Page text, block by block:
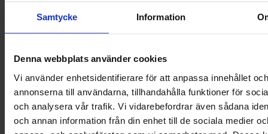
Samtycke Information
Denna webbplats använder cookies
Vi använder enhetsidentifierare för att anpassa innehållet och
annonserna till användarna, tillhandahålla funktioner för
och analysera vår trafik. Vi vidarebefordrar även sådana
och annan information från din enhet till de sociala medier
HÅLLBARHET
NYA UPPDRAG
OHLSSONS REGION MITT
OHLSSONS REGION SYD